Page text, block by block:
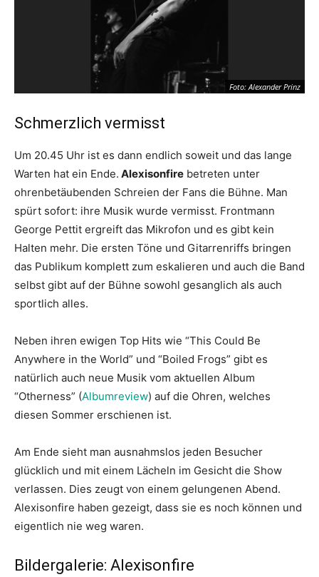
Foto: Alexander Prinz
Schmerzlich vermisst
Um 20.45 Uhr ist es dann endlich soweit und das lange
Warten hat ein Ende. Alexisonfire betreten unter
ohrenbetäubenden Schreien der Fans die Bühne. Man
spürt sofort: ihre Musik wurde vermisst. Frontmann
George Pettit ergreift das Mikrofon und es gibt kein
Halten mehr. Die ersten Töne und Gitarrenriffs bringen
das Publikum komplett zum eskalieren und auch die Band
selbst gibt auf der Bühne sowohl gesanglich als auch
sportlich alles.
Neben ihren ewigen Top Hits wie “This Could Be
Anywhere in the World” und “Boiled Frogs” gibt es
natürlich auch neue Musik vom aktuellen Album
“Otherness” (Albumreview) auf die Ohren, welches
diesen Sommer erschienen ist.
Am Ende sieht man ausnahmslos jeden Besucher
glücklich und mit einem Lächeln im Gesicht die Show
verlassen. Dies zeugt von einem gelungenen Abend.
Alexisonfire haben gezeigt, dass sie es noch können und
eigentlich nie weg waren.
Bildergalerie: Alexisonfire